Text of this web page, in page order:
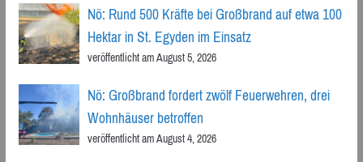
Nö: Rund 500 Kräfte bei Großbrand auf etwa 100
Hektar in St. Egyden im Einsatz
veröffentlicht am August 5, 2026
Nö: Großbrand fordert zwölf Feuerwehren, drei
Wohnhäuser betroffen
veröffentlicht am August 4, 2026